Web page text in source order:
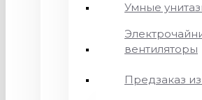
Умные
вентиляторы
Предзаказ